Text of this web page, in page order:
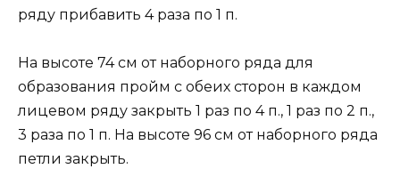
ряду прибавить 4 раза по 1 п.
На высоте 74 см от наборного ряда для
образования пройм с обеих сторон в каждом
лицевом ряду закрыть 1 раз по 4 п., 1 раз по 2 п.,
3 раза по 1 п. На высоте 96 см от наборного ряда
петли закрыть.